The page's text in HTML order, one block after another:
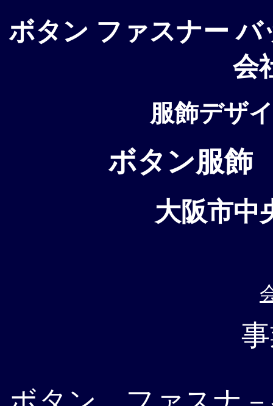
ボタ ン ファスナー
会
服飾デザ
ボタン服飾
大阪市中